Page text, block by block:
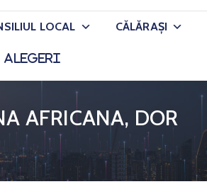
LOCAL CĂLĂRAȘI
ALEGERI
AFRICANA, DOR